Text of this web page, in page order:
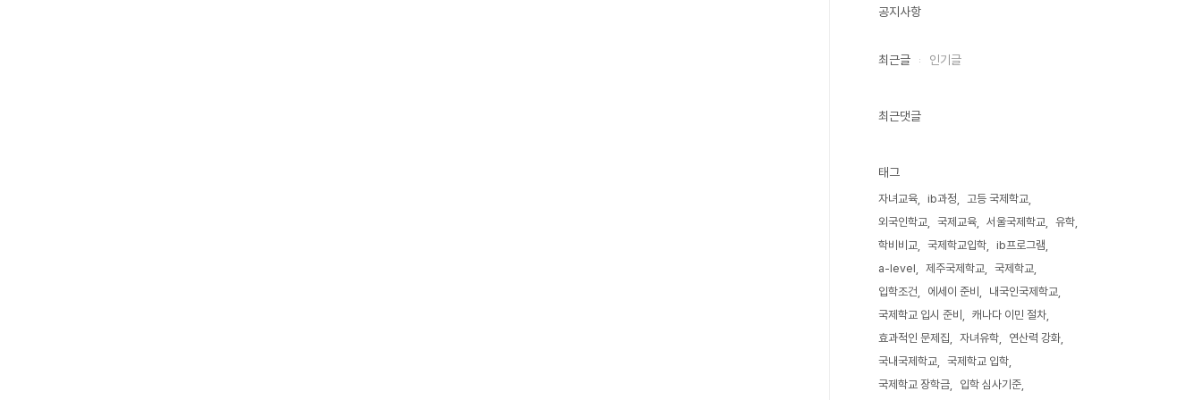
공지사항
최근글 인기글
최근댓글
태그
자녀교육 ib과정
고등 국제학교
외국인학교
국제교육 서울국제학교
유학
학비비교
국제학교입학
ib프로그램
a-level
제주국제학교
국제학교
입학조건
에세이 준비
내국인국제학교
국제학교 입시 준비
캐나다 이민 절차
효과적인 문제집
자녀유학
연산력 강화
국내국제학교
국제학교 입학
국제학교 장학금
입학 심사기준